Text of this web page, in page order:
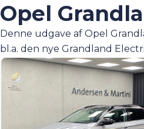
Opel
Denne udgave af Opel
bl.a. den nye Grandland